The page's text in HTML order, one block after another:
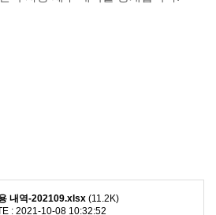
내역-202109.xlsx (11.2K)
: 2021-10-08 10:32:52